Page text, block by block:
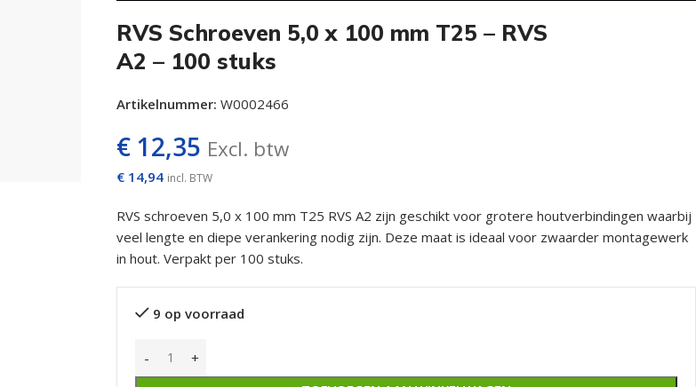
RVS Schroeven 5,0 x 100 mm T25 – RVS
A2 – 100 stuks
Artikelnummer: W0002466
€ 12,35 Excl. btw
€ 14,94 incl. BTW
RVS schroeven 5,0 x 100 mm T25 RVS A2 zijn geschikt voor grotere houtverbindingen waarbij
veel lengte en diepe verankering nodig zijn. Deze maat is ideaal voor zwaarder montagewerk
in hout. Verpakt per 100 stuks.
9 op voorraad